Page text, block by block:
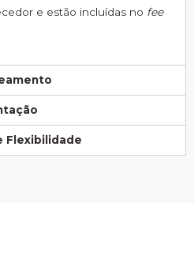
e estão incluídas no fee
Flexibilidade